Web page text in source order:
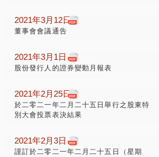
2021年3月12日
董事會會議通告
2021年3月1日
股份發行人的證券變動月報表
2021年2月25日
於二零二一年二月二十五日舉行之股東特
別大會投票表決結果
2021年2月3日
謹訂於二零二一年二月二十五日（星期